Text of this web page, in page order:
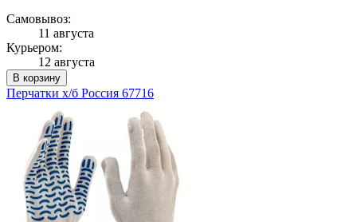
Самовывоз:
11 августа
Курьером:
12 августа
В корзину
Перчатки х/б Россия 67716